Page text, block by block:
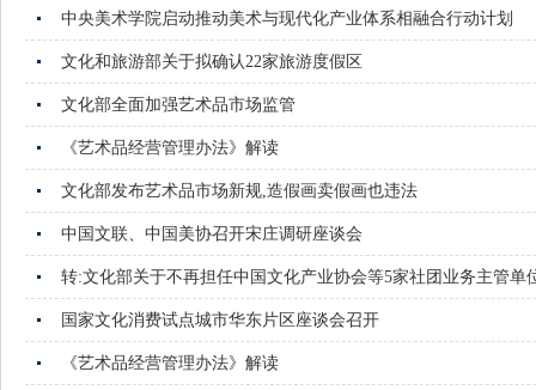
中央美术学院启动推动美术与现代化产业体系相融合行动计划
文化和旅游部关于拟确认22家旅游度假区
文化部全面加强艺术品市场监管
《艺术品经营管理办法》解读
文化部发布艺术品市场新规,造假画卖假画也违法
中国文联、中国美协召开宋庄调研座谈会
转:文化部关于不再担任中国文化产业协会等5家社团业务主管单
国家文化消费试点城市华东片区座谈会召开
《艺术品经营管理办法》解读